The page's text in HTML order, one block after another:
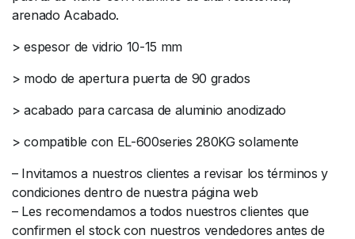
arenado Acabado.
> espesor de vidrio 10-15 mm
> modo de apertura puerta de 90 grados
> acabado para carcasa de aluminio anodizado
> compatible con EL-600series 280KG solamente
– Invitamos a nuestros clientes a revisar los términos y
condiciones dentro de nuestra página web
– Les recomendamos a todos nuestros clientes que
confirmen el stock con nuestros vendedores antes de